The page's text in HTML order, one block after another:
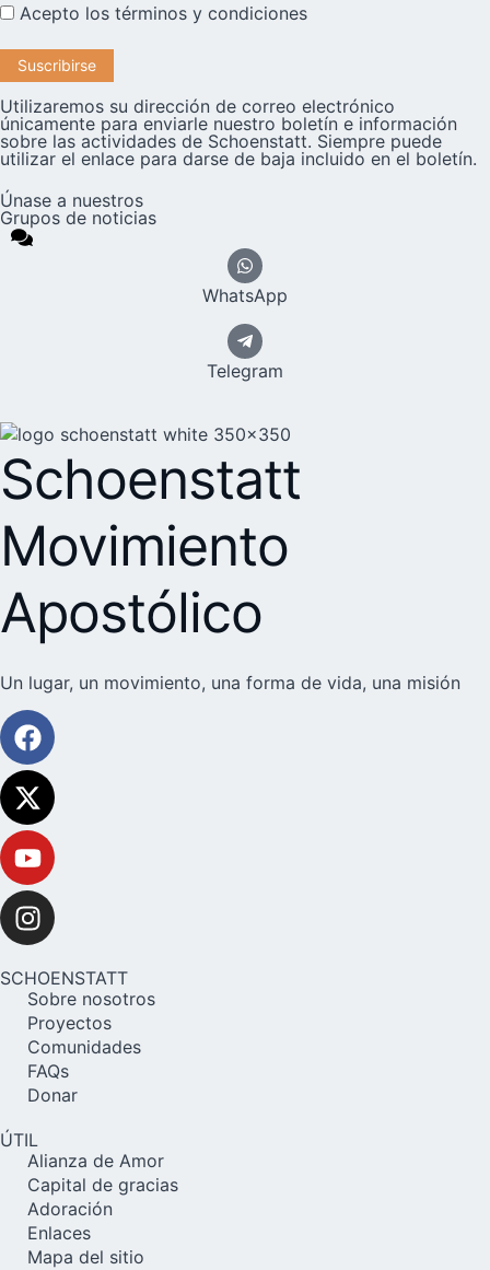
Acepto los términos y condiciones
Utilizaremos su dirección de correo electrónico
únicamente para enviarle nuestro boletín e información
sobre las actividades de Schoenstatt. Siempre puede
utilizar el enlace para darse de baja incluido en el boletín.
Únase a nuestros
Grupos de noticias
WhatsApp
Telegram
Schoenstatt
Movimiento
Apostólico
Un lugar, un movimiento, una forma de vida, una misión
SCHOENSTATT
Sobre nosotros
Proyectos
Comunidades
FAQs
Donar
ÚTIL
Alianza de Amor
Capital de gracias
Adoración
Enlaces
Mapa del sitio